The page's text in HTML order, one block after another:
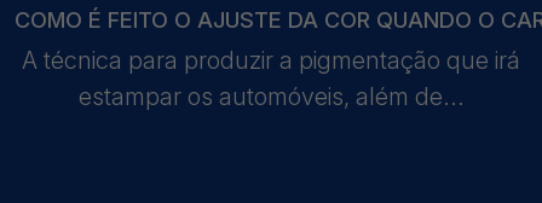
COMO É FEITO O AJUSTE DA COR QUANDO O
A técnica para produzir a pigmentação que irá
estampar os automóveis, além de...